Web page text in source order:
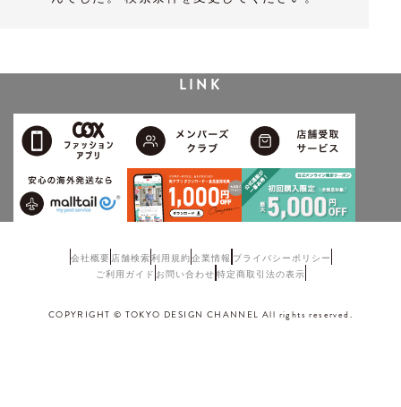
LINK
会社概要 店舗検索利用規約企業情報 プライバシーポリシー
ご利用ガイド お問い合わせ 特定商取引法の表示
COPYRIGHT © TOKYO DESIGN CHANNEL All rights reserved.